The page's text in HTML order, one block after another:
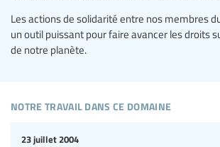
Les actions de solidarité entre nos membres
un outil puissant pour faire avancer les droits
de notre planète.
notre travail dans ce domaine
23 juillet 2004